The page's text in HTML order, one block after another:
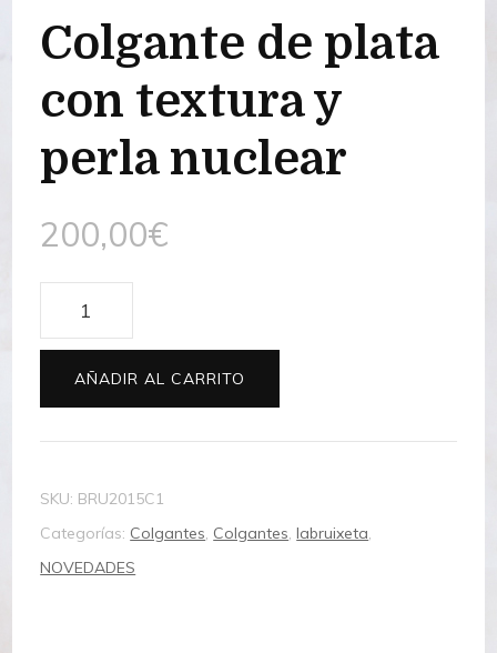
Colgante de plata
con textura y
perla nuclear
200,00€
Colgante
de
plata
con
textura
perla
nuclear
cantidad
AÑADIR AL CARRITO
SKU: BRU2015C1
Categorías: Colgantes, Colgantes,labruixeta,
NOVEDADES